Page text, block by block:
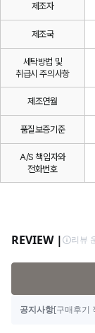
제조자
제조국
세탁방법 및
취급시 주의사항
제조연월
품질보증기준
A/S 책임자와
전화번호